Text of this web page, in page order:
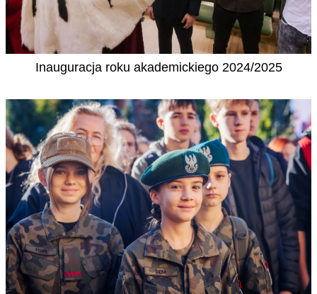
Inauguracja roku akademickiego 2024/2025